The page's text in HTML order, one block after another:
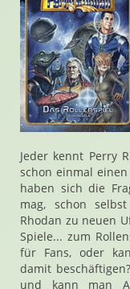
Jeder kennt Perry
schon einmal
haben sich die
mag, schon
Rhodan zu neuen
Spiele... zum
für Fans, oder
damit
und kann man